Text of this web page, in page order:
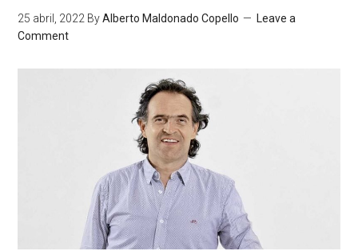
25 abril, 2022 ByAlberto Maldonado Copello
Leave a
Comment